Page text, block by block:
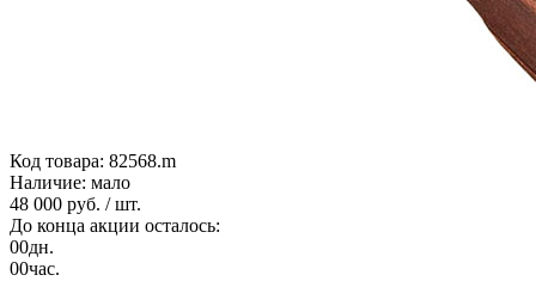
Код товара: 82568.m
Наличие: мало
48 000 руб. / шт.
До конца акции осталось:
00дн.
00час.